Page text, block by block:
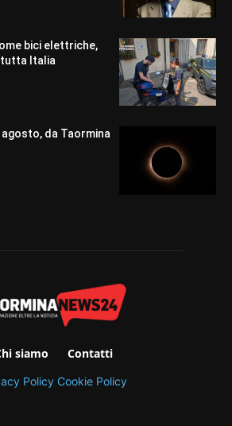
bici elettriche,
Italia
agosto, da Taormina
siamo Contatti
Policy Cookie Policy